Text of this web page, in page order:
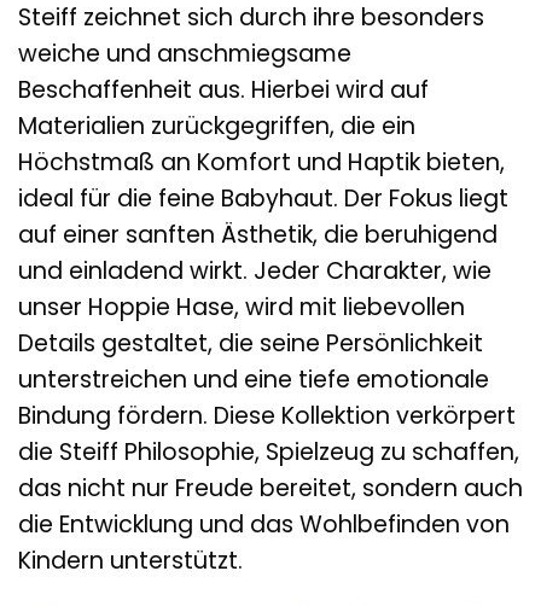
Steiff zeichnet sich durch ihre besonders
weiche und anschmiegsame
Beschaffenheit aus. Hierbei wird auf
Materialien zurückgegriffen, die ein
Höchstmaß an Komfort und Haptik bieten,
ideal für die feine Babyhaut. Der Fokus liegt
auf einer sanften Ästhetik, die beruhigend
und einladend wirkt. Jeder Charakter, wie
unser Hoppie Hase, wird mit liebevollen
Details gestaltet, die seine Persönlichkeit
unterstreichen und eine tiefe emotionale
Bindung fördern. Diese Kollektion verkörpert
die Steiff Philosophie, Spielzeug zu schaffen,
das nicht nur Freude bereitet, sondern auch
die Entwicklung und das Wohlbefinden von
Kindern unterstützt.